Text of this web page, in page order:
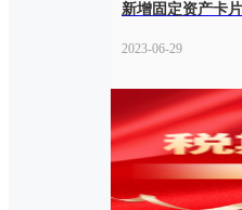
新增固定资产卡
2023-06-29